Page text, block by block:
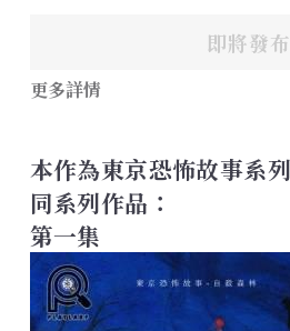
即將發布
更多詳情
本作為東京恐怖故事系
同系列作品：
第一集